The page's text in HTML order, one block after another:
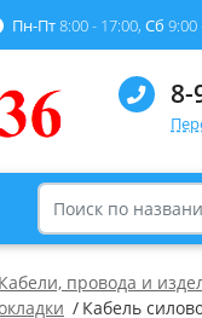
Пн-Пт8:00 - 17:00, Сб 9:00
8-
Кабели, провода и
Кабель